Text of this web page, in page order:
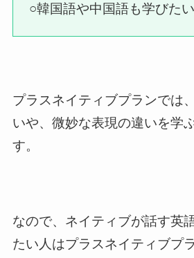
○韓国語や中国語も学びた
プラスネイティブプランでは
いや、微妙な表現の違いを学
す。
なので、ネイティブが話す英
たい人はプラスネイティブプ